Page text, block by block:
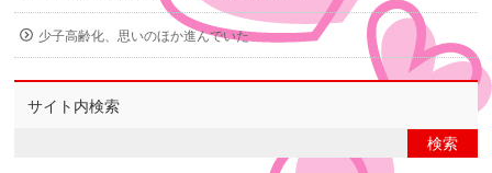
少子高齢化、思いのほか進んでいた
サイト内検索